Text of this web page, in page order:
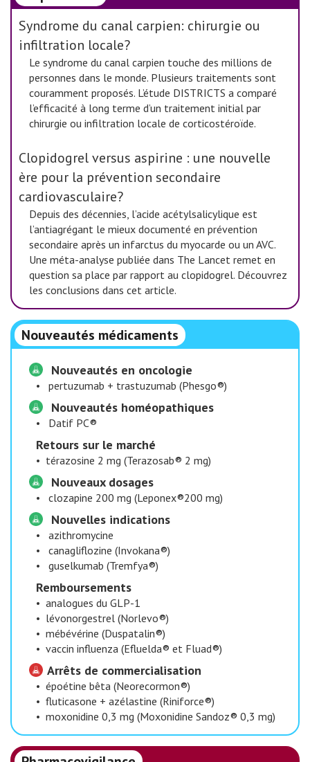
Syndrome du canal carpien: chirurgie ou
infiltration locale?
Le syndrome du canal carpien touche des millions de
personnes dans le monde. Plusieurs traitements sont
couramment proposés. L’étude DISTRICTS a comparé
l’efficacité à long terme d’un traitement initial par
chirurgie ou infiltration locale de corticostéroïde.
Clopidogrel versus aspirine : une nouvelle
ère pour la prévention secondaire
cardiovasculaire?
Depuis des décennies, l’acide acétylsalicylique est
l’antiagrégant le mieux documenté en prévention
secondaire après un infarctus du myocarde ou un AVC.
Une méta-analyse publiée dans The Lancet remet en
question sa place par rapport au clopidogrel. Découvrez
les conclusions dans cet article.
Nouveautés médicaments
Nouveautés en oncologie
• pertuzumab + trastuzumab (Phesgo®)
Nouveautés homéopathiques
• Datif PC®
Retours sur le marché
• térazosine 2 mg (Terazosab® 2 mg)
Nouveaux dosages
• clozapine 200 mg (Leponex®200 mg)
Nouvelles indications
•
azithromycine
•
canagliflozine (Invokana®)
•
guselkumab (Tremfya®)
​ Remboursements
• analogues du GLP-1
• lévonorgestrel (Norlevo®)
• mébévérine (Duspatalin®)
• vaccin influenza (Efluelda® et Fluad®)
Arrêts de commercialisation
• époétine bêta (Neorecormon®)
• fluticasone + azélastine (Riniforce®)
• moxonidine 0,3 mg (Moxonidine Sandoz® 0,3 mg)